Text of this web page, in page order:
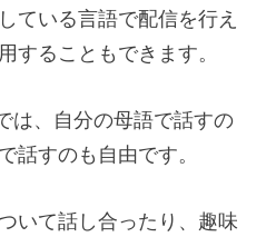
ている言語で配信を行え
することもできます。
は、自分の母語で話すの
話すのも自由です。
いて話し合ったり、趣味